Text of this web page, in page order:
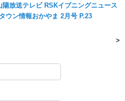
放送テレビ RSKイブニングニュース
ウン情報おかやま 2月号 P.23